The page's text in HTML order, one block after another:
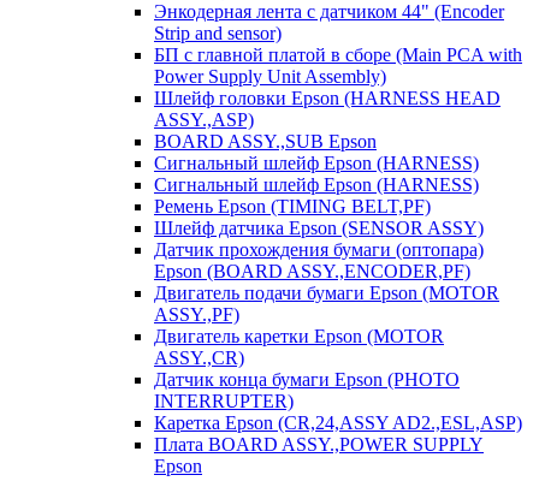
Энкодерная лента с датчиком 44" (Encoder
Strip and sensor)
БП с главной платой в сборе (Main PCA with
Power Supply Unit Assembly)
Шлейф головки Epson (HARNESS HEAD
ASSY.,ASP)
BOARD ASSY.,SUB Epson
Сигнальный шлейф Epson (HARNESS)
Сигнальный шлейф Epson (HARNESS)
Ремень Epson (TIMING BELT,PF)
Шлейф датчика Epson (SENSOR ASSY)
Датчик прохождения бумаги (оптопара)
Epson (BOARD ASSY.,ENCODER,PF)
Двигатель подачи бумаги Epson (MOTOR
ASSY.,PF)
Двигатель каретки Epson (MOTOR
ASSY.,CR)
Датчик конца бумаги Epson (PHOTO
INTERRUPTER)
Каретка Epson (CR,24,ASSY AD2.,ESL,ASP)
Плата BOARD ASSY.,POWER SUPPLY
Epson